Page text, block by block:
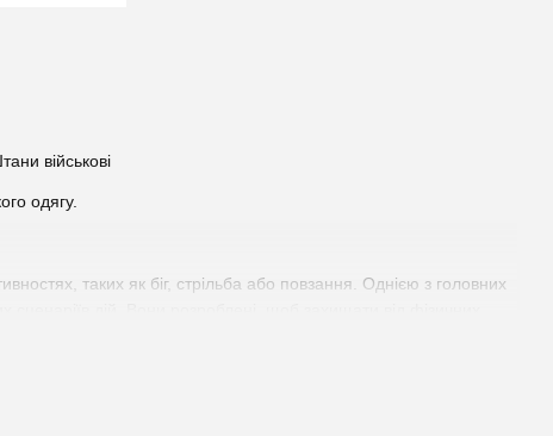
одягу.
таких як біг, стрільба або повзання. Однією з головних